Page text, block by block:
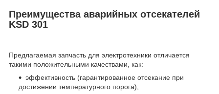
Преимущества аварийных отсекателей
KSD 301
Предлагаемая запчасть для электротехники отличается
такими положительными качествами, как:
эффективность (гарантированное отсекание при
достижении температурного порога);